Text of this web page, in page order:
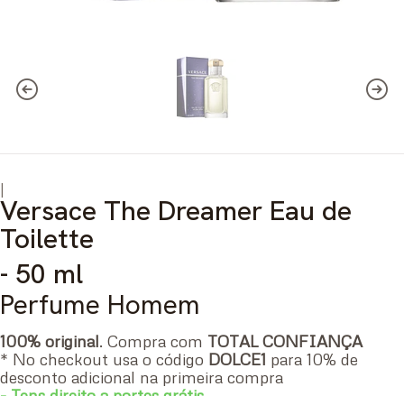
|
Versace The Dreamer Eau de
Toilette
- 50 ml
Perfume Homem
100% original. Compra com TOTAL CONFIANÇA
* No checkout usa o código DOLCE1 para 10% de
desconto adicional na primeira compra